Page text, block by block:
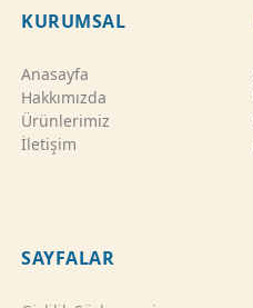
KURUMSAL
Anasayfa
Hakkımızda
Ürünlerimiz
İletişim
SAYFALAR